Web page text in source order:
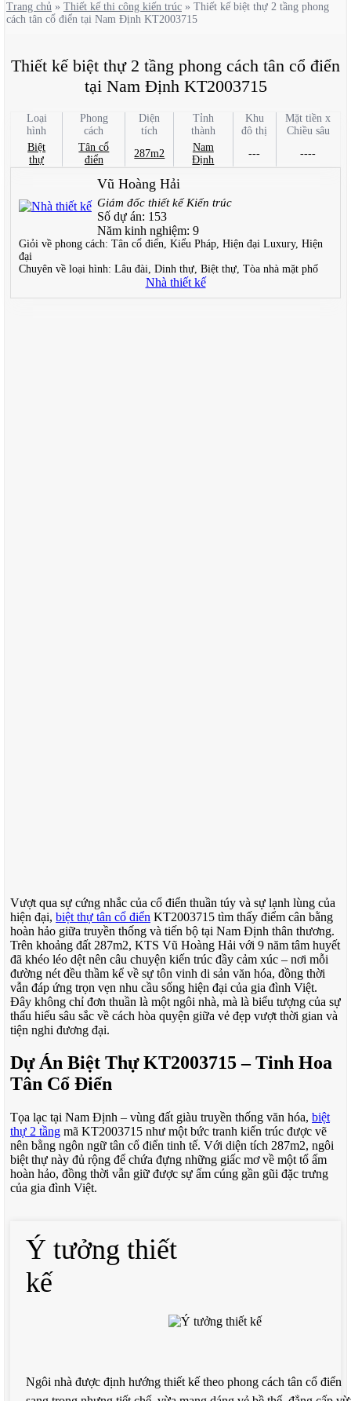
Trang chủ » Thiết kế thi công kiến trúc » Thiết kế biệt thự 2 tầng phong
cách tân cổ điển tại Nam Định KT2003715
Thiết kế biệt thự 2 tầng phong cách tân cổ điển
tại Nam Định KT2003715
Loại
hình
Biệt
thự
Phong
cách
Tân cổ
điển
Diện
tích
287m2
Tỉnh
thành
Nam
Định
Khu
đô thị
---
Mặt tiền x
Chiều sâu
----
Vũ Hoàng Hải
Giám đốc thiết kế Kiến trúc
Số dự án: 153
Năm kinh nghiệm: 9
Giỏi về phong cách: Tân cổ điển, Kiểu Pháp, Hiện đại Luxury, Hiện
đại
Chuyên về loại hình: Lâu đài, Dinh thự, Biệt thự, Tòa nhà mặt phố
Nhà thiết kế
Vượt qua sự cứng nhắc của cổ điển thuần túy và sự lạnh lùng của
hiện đại, biệt thự tân cổ điển KT2003715 tìm thấy điểm cân bằng
hoàn hảo giữa truyền thống và tiến bộ tại Nam Định thân thương.
Trên khoảng đất 287m2, KTS Vũ Hoàng Hải với 9 năm tâm huyết
đã khéo léo dệt nên câu chuyện kiến trúc đầy cảm xúc – nơi mỗi
đường nét đều thầm kể về sự tôn vinh di sản văn hóa, đồng thời
vẫn đáp ứng trọn vẹn nhu cầu sống hiện đại của gia đình Việt.
Đây không chỉ đơn thuần là một ngôi nhà, mà là biểu tượng của sự
thấu hiểu sâu sắc về cách hòa quyện giữa vẻ đẹp vượt thời gian và
tiện nghi đương đại.
Dự Án Biệt Thự KT2003715 – Tinh Hoa
Tân Cổ Điển
Tọa lạc tại Nam Định – vùng đất giàu truyền thống văn hóa, biệt
thự 2 tầng mã KT2003715 như một bức tranh kiến trúc được vẽ
nên bằng ngôn ngữ tân cổ điển tinh tế. Với diện tích 287m2, ngôi
biệt thự này đủ rộng để chứa đựng những giấc mơ về một tổ ấm
hoàn hảo, đồng thời vẫn giữ được sự ấm cúng gần gũi đặc trưng
của gia đình Việt.
từng chi tiết của công trình. Thông qua 120 dự án đã thực hiện,
ông hiểu rõ cách kết hợp hài hòa giữa tính thẩm mỹ cao và công
năng thực tiễn, tạo nên những không gian vừa mang tính nghệ
thuật vừa phục vụ trọn vẹn cuộc sống hàng ngày.
Với mức đầu tư thiết kế 200,000 đồng/m2, dự án thể hiện cam kết
mang đến chất lượng cao cấp trong từng bước từ ý tưởng đến hiện
KIẾN TRÚC CỔ ĐIỂN – DI SẢN SỐNG
Ý tưởng thiết
kế
Ngôi nhà được định hướng thiết kế theo phong cách tân cổ điển